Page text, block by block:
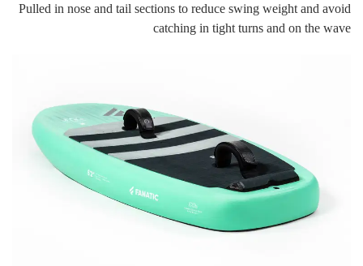
Pulled in nose and tail sections to reduce swing weight and avoid
catching in tight turns and on the wave